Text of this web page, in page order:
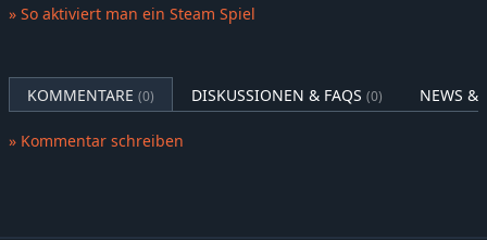
Das Spiel ist ein halbkooperatives Erlebnis, bei dem die
sabotieren. Wenn ihr überleben wollt, müsst ihr ihn entlarven.
Falls ihr dieser Spieler seid … nun, dann würdet ihr doch alles
» So aktiviert man ein Steam Spiel
KOMMENTARE (0) DISKUSSIONEN & FAQS (0) NEWS &
» Kommentar schreiben